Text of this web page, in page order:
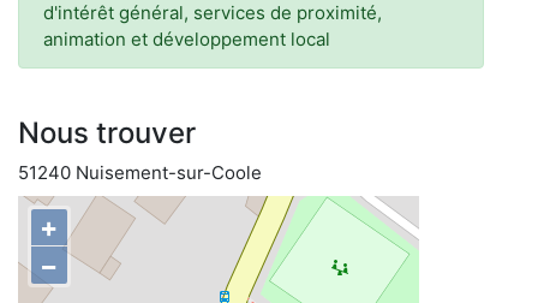
d'intérêt général, services de proximité,
animation et développement local
Nous trouver
51240 Nuisement-sur-Coole
+
−